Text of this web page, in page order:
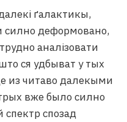
ґалактикы,
силно деформовано,
аналізовати
ся удбыват у тых
из читаво далекыми
вже было силно
спектр спозад